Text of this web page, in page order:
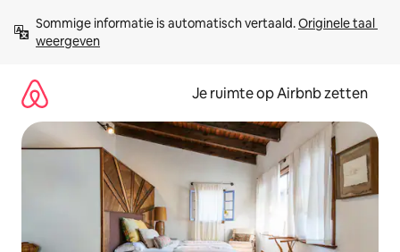
direct
naar
Sommige informatie is automatisch vertaald. Originele taal
weergeven
Je ruimte op Airbnb zetten